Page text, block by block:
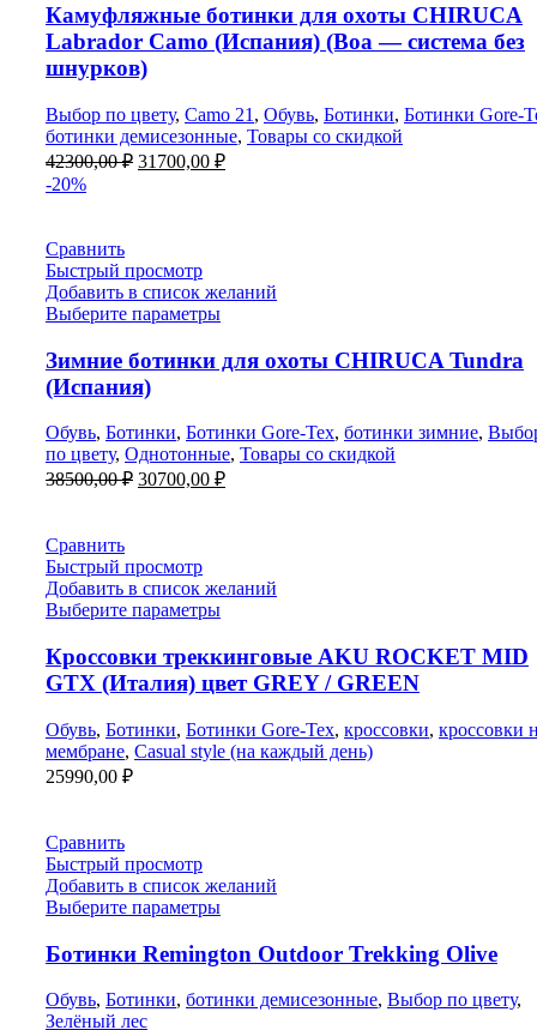
Камуфляжные ботинки для охоты CHIRUCA
Labrador Camo (Испания) (Boa — система без
шнурков)
Выбор по цвету, Camo 21 , Обувь, Ботинки, Ботинки Gore-
ботинки демисезонные, Товары со скидкой
42300,00₽ Первоначальная
31700,00 ₽Текущая
-20%
Сравнить
Быстрый просмотр
Добавить в список желаний
Выберите параметры
Зимние ботинки для охоты CHIRUCA Tundra
(Испания)
Обувь, Ботинки, Ботинки Gore-Tex, ботинки зимние,
по цвету, Однотонные, Товары со скидкой
38500,00₽ Первоначальная
30700,00 ₽Текущая
Сравнить
Быстрый просмотр
Добавить в список желаний
Выберите параметры
Кроссовки треккинговые AKU ROCKET MID
GTX (Италия) цвет GREY / GREEN
Обувь, Ботинки, Ботинки Gore-Tex, кроссовки, кроссовки
мембране, Casual style (на каждый день)
25990,00 ₽
Сравнить
Быстрый просмотр
Добавить в список желаний
Выберите параметры
Ботинки Remington Outdoor Trekking Olive
Обувь, Ботинки, ботинки демисезонные, Выбор по цвету,
Зелёный лес